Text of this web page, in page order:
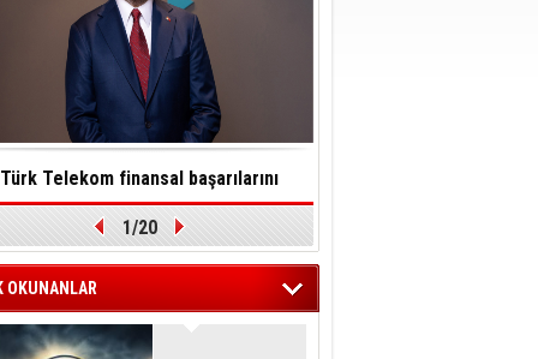
Türk Telekom finansal başarılarını
vizyonuyla taçlandırdı
1/20
OKUNANLAR